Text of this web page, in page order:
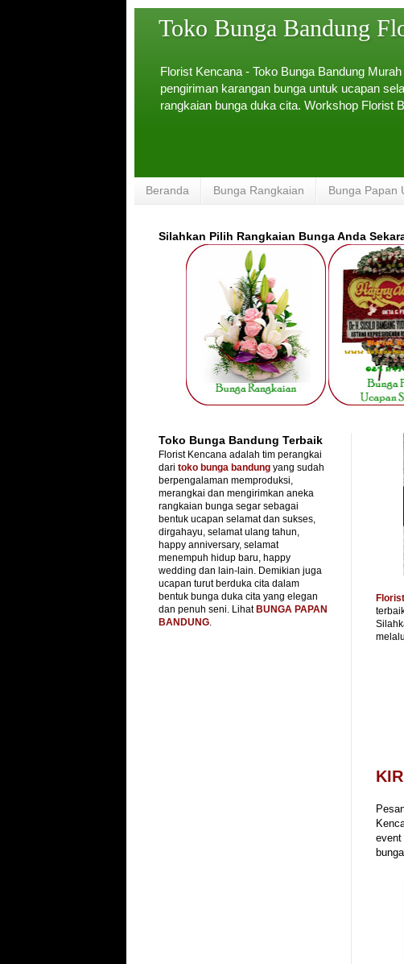
Toko Bunga Bandung
Florist Kencana - Toko Bunga Bandung
pengiriman karangan bunga untuk ucapan
rangkaian bunga duka cita. Workshop Florist
Beranda Bunga Rangkaian Bunga Papan
Silahkan Pilih Rangkaian Bunga Anda
event
Toko Bunga Bandung Terbaik
Florist Kencana adalah tim perangkai
dari toko bunga bandung yang sudah
berpengalaman memproduksi,
merangkai dan mengirimkan aneka
rangkaian bunga segar sebagai
bentuk ucapan selamat dan sukses,
dirgahayu, selamat ulang tahun,
happy anniversary, selamat
menempuh hidup baru, happy
wedding dan lain-lain. Demikian juga
ucapan turut berduka cita dalam
bentuk bunga duka cita yang elegan
dan penuh seni. LihatBUNGA PAPAN
BANDUNG